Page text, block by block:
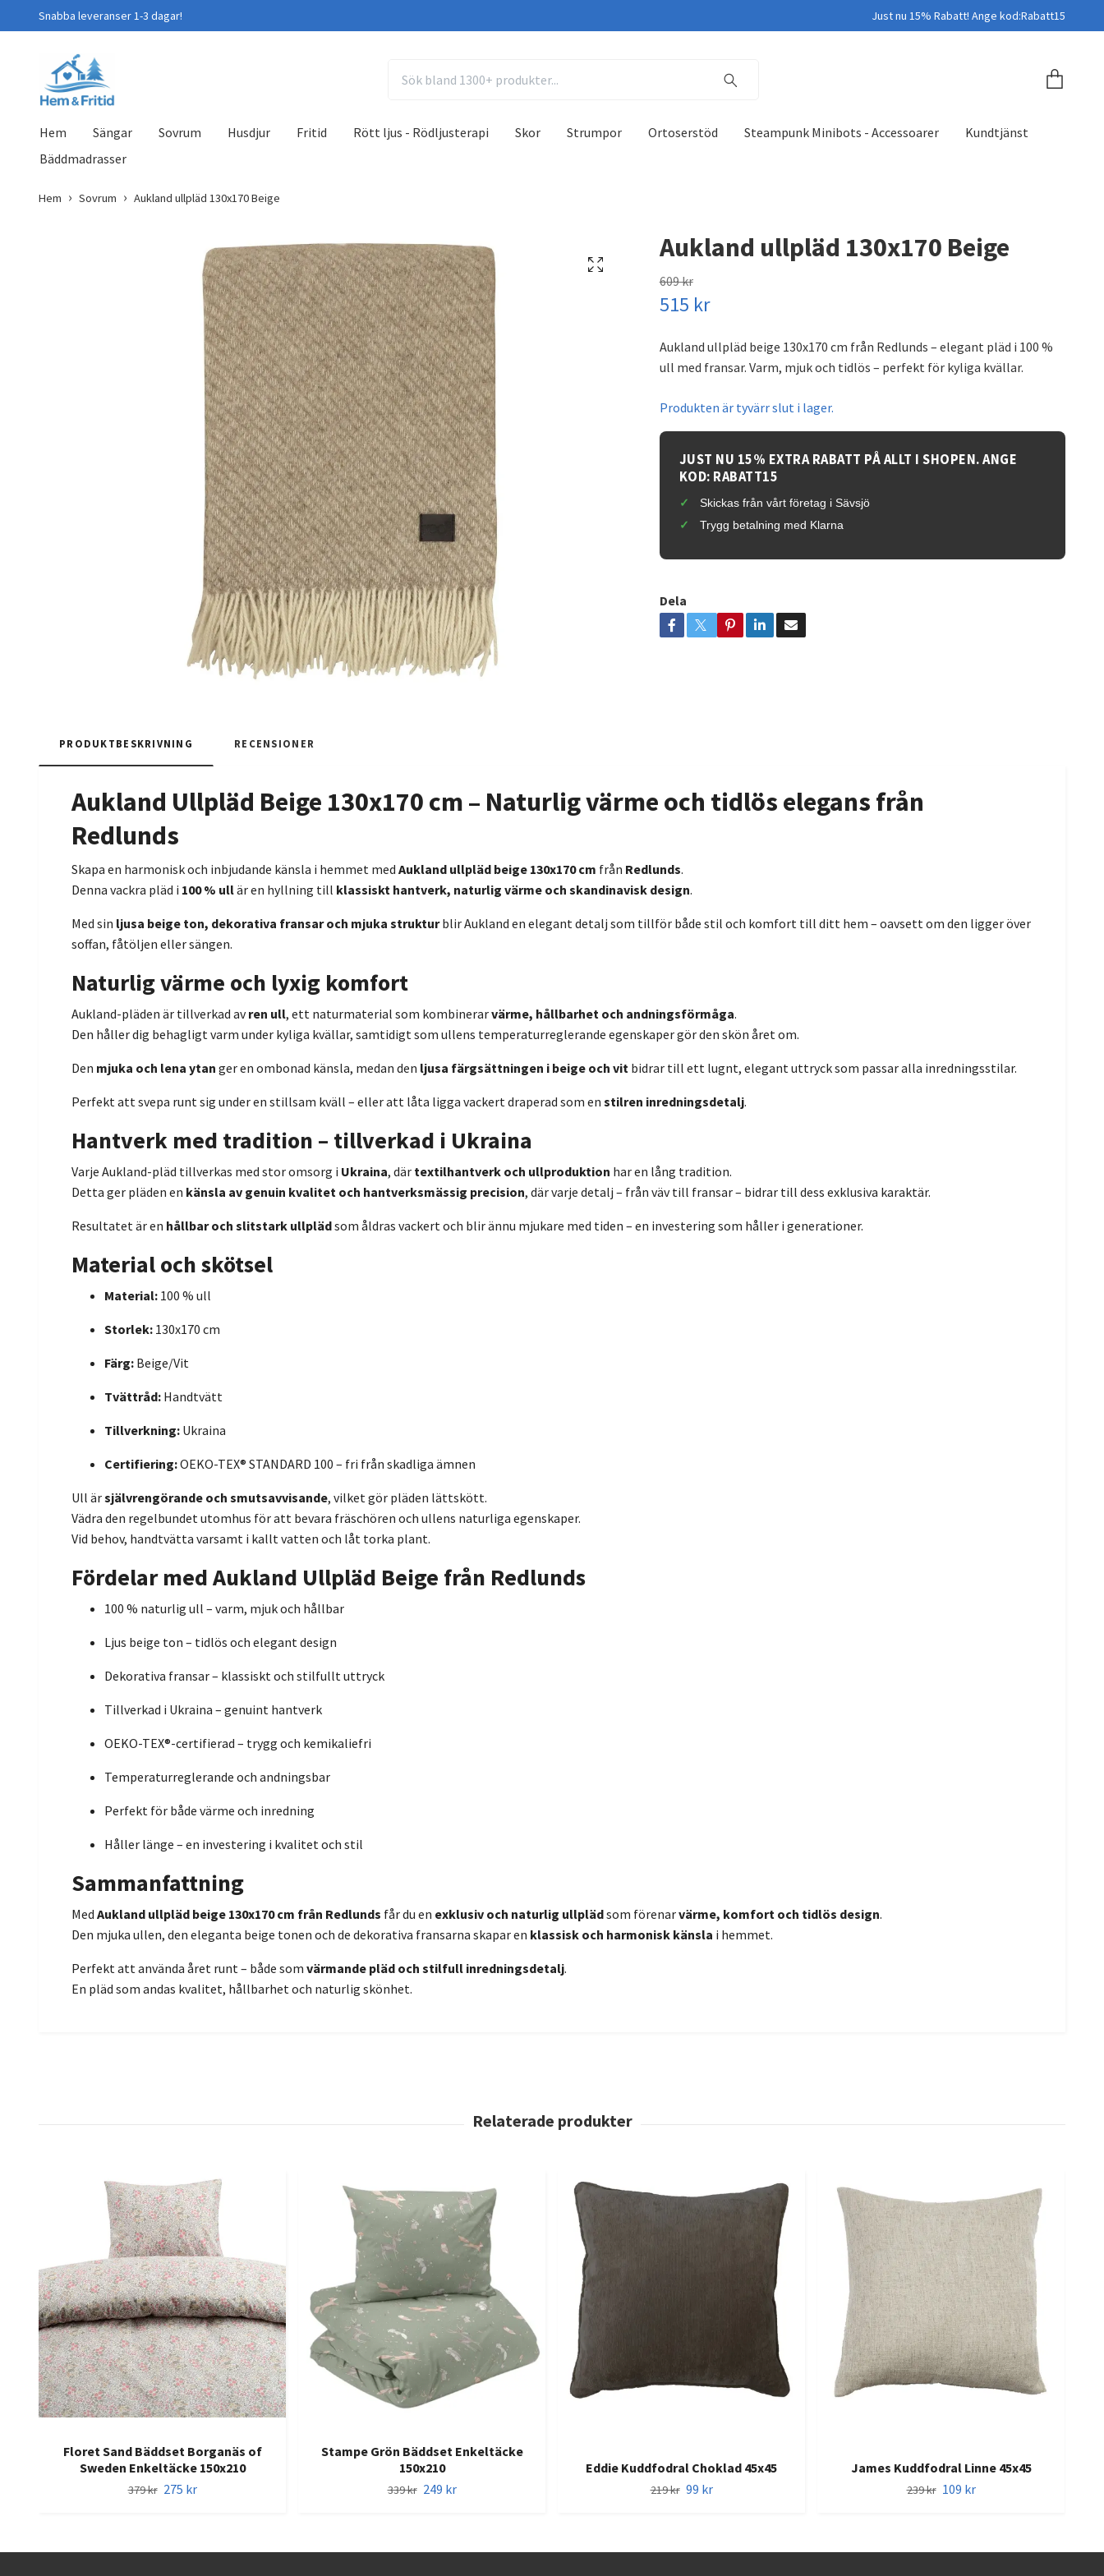
Snabba leveranser 1-3 dagar! Just nu 15% Rabatt! Ange kod:Rabatt15
Hem Sängar Sovrum Husdjur Fritid Rött ljus - Rödljusterapi Skor Strumpor Ortoserstöd Steampunk Minibots - Accessoarer
Kundtjänst
Bäddmadrasser
Hem Sovrum Aukland ullpläd 130x170 Beige
Aukland ullpläd 130x170 Beige
609 kr
515 kr
Aukland ullpläd beige 130x170 cm från Redlunds – elegant pläd i 100 %
ull med fransar. Varm, mjuk och tidlös – perfekt för kyliga kvällar.
Produkten är tyvärr slut i lager.
JUST NU 15% EXTRA RABATT PÅ ALLT I SHOPEN. ANGE
KOD: RABATT15
Skickas från vårt företag i Sävsjö
Trygg betalning med Klarna
Dela
PRODUKTBESKRIVNING RECENSIONER
Aukland Ullpläd Beige 130x170 cm – Naturlig värme och tidlös elegans från
Redlunds
Skapa en harmonisk och inbjudande känsla i hemmet med Aukland ullpläd beige 130x170 cm från Redlunds.
Denna vackra pläd i 100 % ullär en hyllning till klassiskt hantverk, naturlig värme och skandinavisk design.
Med sin ljusa beige ton, dekorativa fransar och mjuka strukturblir Aukland en elegant detalj som tillför både stil och komfort till ditt hem – oavsett om den ligger över
soffan, fåtöljen eller sängen.
Naturlig värme och lyxig komfort
Aukland-pläden är tillverkad avren ull, ett naturmaterial som kombinerarvärme, hållbarhet och andningsförmåga.
Den håller dig behagligt varm under kyliga kvällar, samtidigt som ullens temperaturreglerande egenskaper gör den skön året om.
Den mjuka och lena ytan ger en ombonad känsla, medan den ljusa färgsättningen i beige och vit bidrar till ett lugnt, elegant uttryck som passar alla inredningsstilar.
Perfekt att svepa runt sig under en stillsam kväll – eller att låta ligga vackert draperad som en stilren inredningsdetalj.
Hantverk med tradition – tillverkad i Ukraina
Varje Aukland-pläd tillverkas med stor omsorg i Ukraina, där textilhantverk och ullproduktion har en lång tradition.
Detta ger pläden en känsla av genuin kvalitet och hantverksmässig precision, där varje detalj – från väv till fransar – bidrar till dess exklusiva karaktär.
Resultatet är en hållbar och slitstark ullplädsom åldras vackert och blir ännu mjukare med tiden – en investering som håller i generationer.
Material och skötsel
Material: 100 % ull
Storlek: 130x170 cm
Färg: Beige/Vit
Tvättråd: Handtvätt
Tillverkning: Ukraina
Certifiering:OEKO-TEX® STANDARD 100 – fri från skadliga ämnen
Ull ärsjälvrengörande och smutsavvisande, vilket gör pläden lättskött.
Vädra den regelbundet utomhus för att bevara fräschören och ullens naturliga egenskaper.
Vid behov, handtvätta varsamt i kallt vatten och låt torka plant.
Fördelar med Aukland Ullpläd Beige från Redlunds
100 % naturlig ull – varm, mjuk och hållbar
Ljus beige ton – tidlös och elegant design
Dekorativa fransar – klassiskt och stilfullt uttryck
Tillverkad i Ukraina – genuint hantverk
OEKO-TEX®-certifierad – trygg och kemikaliefri
Temperaturreglerande och andningsbar
Perfekt för både värme och inredning
Håller länge – en investering i kvalitet och stil
Sammanfattning
Med Aukland ullpläd beige 130x170 cm från Redlunds får du en exklusiv och naturlig ullplädsom förenarvärme, komfort och tidlös design.
Den mjuka ullen, den eleganta beige tonen och de dekorativa fransarna skapar en klassisk och harmonisk känsla i hemmet.
Perfekt att använda året runt – både som värmande pläd och stilfull inredningsdetalj.
En pläd som andas kvalitet, hållbarhet och naturlig skönhet.
Floret Sand Bäddset Borganäs of
Sweden Enkeltäcke 150x210
379 kr 275 kr
Stampe Grön Bäddset Enkeltäcke
150x210
339 kr 249 kr
Eddie Kuddfodral Choklad 45x45
219 kr 99 kr
James Kuddfodral Linne 45x45
239 kr 109 kr